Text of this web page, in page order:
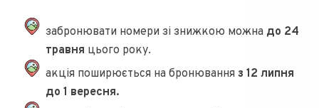
забронювати номери зі знижкою можна до 24
травня цього року.
акція поширюється на бронювання з 12 липня
до 1 вересня.